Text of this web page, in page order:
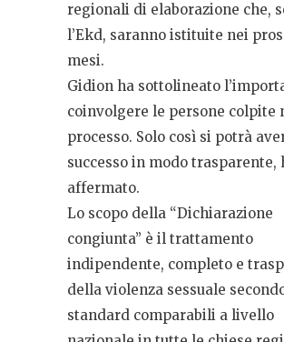
regionali di elaborazione che,
l’Ekd, saranno istituite nei
mesi.
Gidion ha sottolineato
coinvolgere le persone colpite
processo. Solo così si potrà
successo in modo trasparente,
affermato.
Lo scopo della “Dichiarazione
congiunta” è il trattamento
indipendente, completo e
della violenza sessuale
standard comparabili a livello